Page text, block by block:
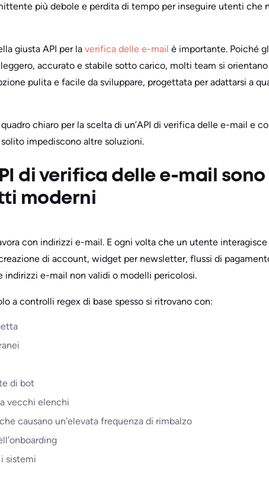
più debole e perdita di tempo per inseguire utenti che
giusta API per la verifica delle e-mail è importante. Poiché
accurato e stabile sotto carico, molti team si orientano
pulita e facile da sviluppare, progettata per adattarsi a
chiaro per la scelta di un’API di verifica delle e-mail e
impediscono altre soluzioni.
di verifica delle e-mail
moderni
con indirizzi e-mail. E ogni volta che un utente
di account, widget per newsletter, flussi di
indirizzi e-mail non validi o modelli pericolosi.
a controlli regex di base spesso si ritrovano con:
di bot
vecchi elenchi
causano un’elevata frequenza di rimbalzo
sistemi